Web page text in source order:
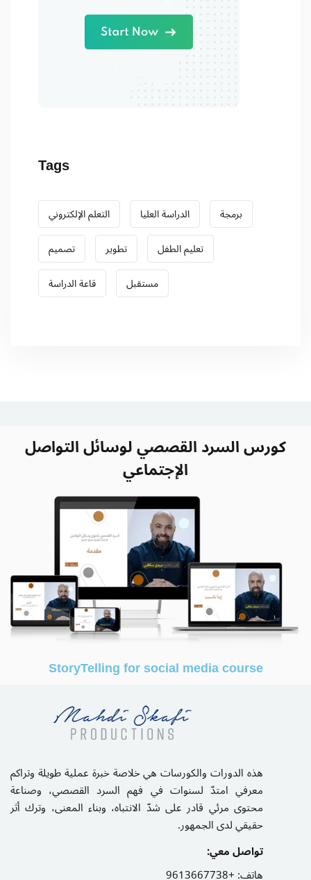
Tags
التعلم الإلكتروني الدراسة العليا
برمجة
تصميم
تطوير
تعليم الطفل
قاعة الدراسة
مستقبل
كورس السرد القصصي لوسائل التواصل
الإجتماعي
StoryTelling for social media course
هذه الدورات والكورسات هي خلاصة خبرة عملية طويلة وتراكم
معرفي امتدّ لسنوات في فهم السرد القصصي، وصناعة
محتوى مرئي قادر على شدّ الانتباه، وبناء المعنى، وترك أثر
حقيقي لدى الجمهور.
تواصل معي:
هاتف:+9613667738